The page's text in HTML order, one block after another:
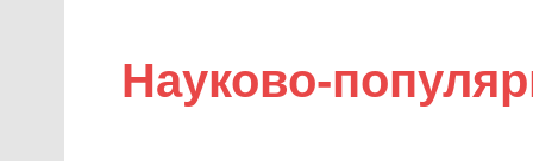
Науково-